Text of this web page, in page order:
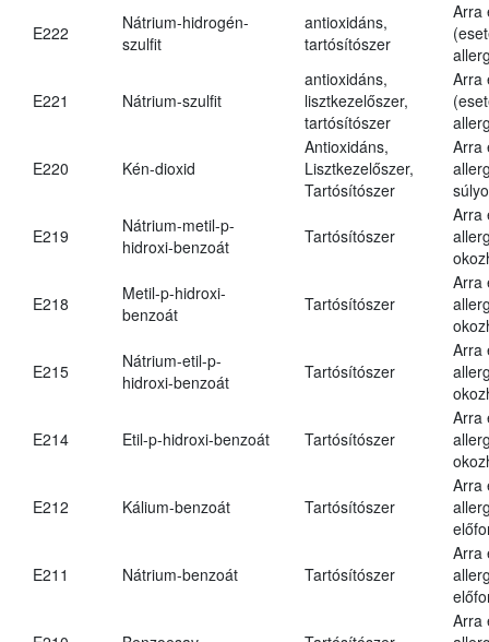
E222
Nátrium-hidrogén-
szulfit
antioxidáns,
tartósítószer
Arra
E221 Nátrium-szulfit
antioxidáns,
lisztkezelőszer,
tartósítószer
Arra
E220 Kén-dioxid
Antioxidáns,
Lisztkezelőszer,
Tartósítószer
Arra
E219
Nátrium-metil-p-
hidroxi-benzoát
Tartósítószer
Arra
E218
Metil-p-hidroxi-
benzoát
Tartósítószer
Arra
E215
Nátrium-etil-p-
hidroxi-benzoát
Tartósítószer
Arra
E214 Etil-p-hidroxi-benzoát Tartósítószer
Arra
E212 Kálium-benzoát Tartósítószer
Arra
E211 Nátrium-benzoát Tartósítószer
Arra
Arra